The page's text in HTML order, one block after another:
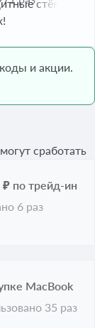
стёкла
и акции.
сработать
₽ по трейд-ин
6 раз
MacBook
35 раз